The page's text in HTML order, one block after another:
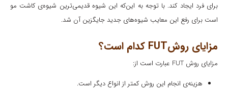
برای فرد ایجاد کند. با توجه به این‌که این شیوه قدیمی‌ترین شیوه‌ی کاشت مو
است برای رفع این معایب شیوه‌های جدید جایگزین آن شد.
مزایای روشFUT کدام است؟
مزایای روش FUT عبارت است از:
هزینه‌ی انجام این روش کمتر از انواع دیگر است.